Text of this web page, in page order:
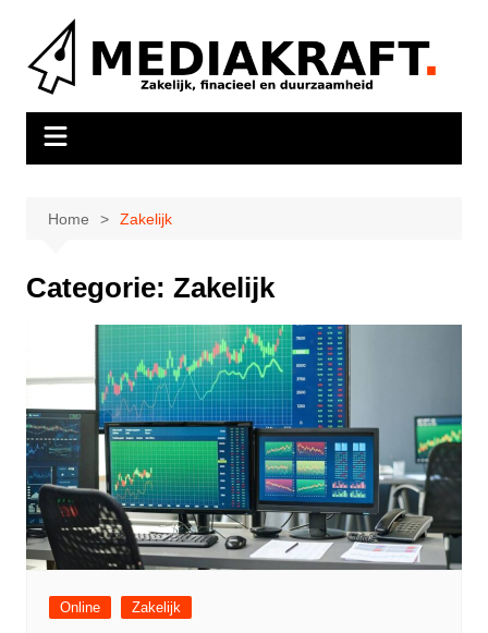
inhoud
Home Zakelijk
Categorie: Zakelijk
Online Zakelijk